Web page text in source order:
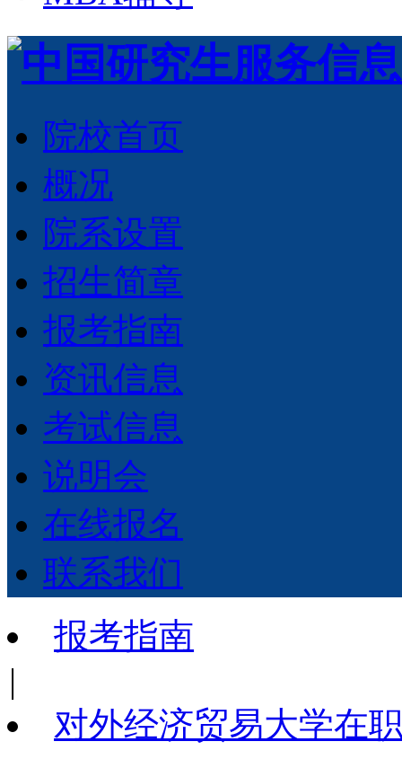
院校首页
概况
院系设置
招生简章
报考指南
资讯信息
考试信息
说明会
在线报名
联系我们
报考指南
|
对外经济贸易大学在